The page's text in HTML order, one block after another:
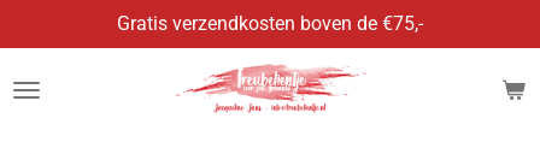
direct
naar
Gratis verzendkosten boven de €75,-